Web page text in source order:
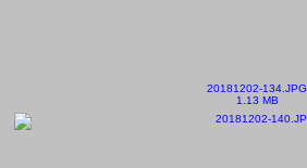
20181202-134.JPG
1.13 MB